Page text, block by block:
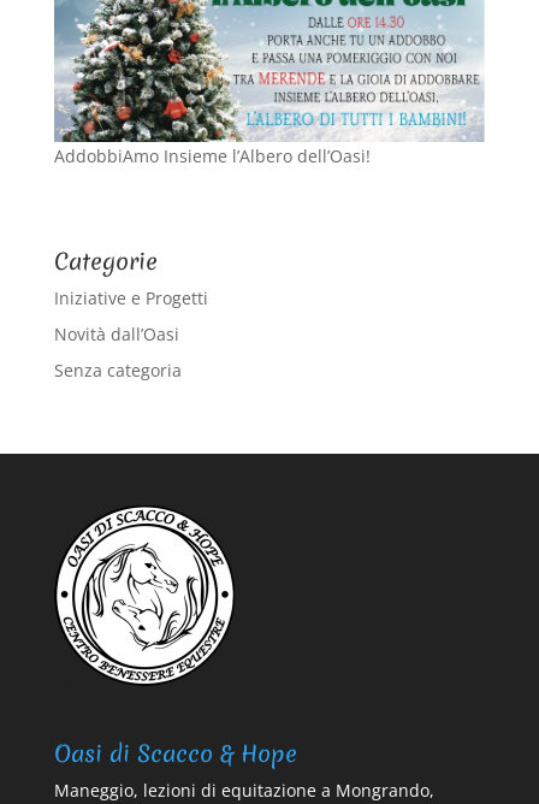
AddobbiAmo Insieme l’Albero dell’Oasi!
Categorie
Iniziative e Progetti
Novità dall’Oasi
Senza categoria
Oasi di Scacco & Hope
Maneggio, lezioni di equitazione a Mongrando,